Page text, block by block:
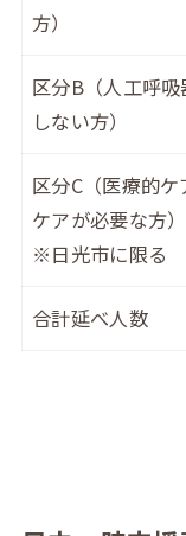
方）
区分B（人工呼
しない方）
区分C（医療的
ケアが必要な方）
※日光市に限る
合計延べ人数